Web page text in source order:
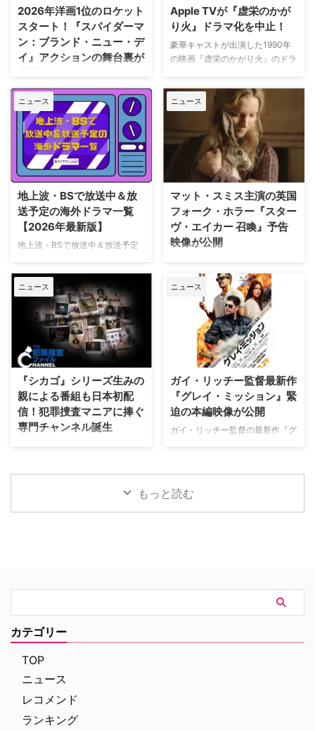
2026年洋画1位のロケット
スタート！『スパイダーマ
ン：ブランド・ニュー・デ
イ』アクションの舞台裏が
トム・ホランド演じるスパイダー
マンの新たな物語を描く映画『ス
パイダーマン：ブランド・ニュ
ー・デイ』が大ヒット上映中だ。
公開初日の興行収入は5億6,000
万円を超え、2026年公開の洋画
ナンバーワンを記録。このたび、
主演のトム・ホランド自らが臨場
感あふれるアクションシーン撮影
の裏側を明かす特別映像が公開さ
れた。 世界中で大ヒットを記
録！ 映画史に残る快挙を達成 ソ
ホランド演じるピーター・パーカ
ー＝スパイダーマンの新たなる物
語、『スパイダーマン：ブラン
ド・ニュー・デイ』が大ヒット …
Apple TVが『虚栄のかが
り火』ドラマ化を中止！
豪華キャストが出演した1990年
の映画『虚栄のかがり火』のドラ
たが、頓挫したことが明らかにな
った。米Deadlineが報じてい
る。 鬼門らしく一筋縄ではいか
ず 原作は、1987年に出版された
トム・ウルフのベストセラー小説
「虚栄の篝火」。1980年代のニ
ューヨークの上流社会を辛辣に風
刺した作品だ。ウォール街で台頭
したトレーダーたち、その華奢な
妻や愛人、そして富裕層が住むマ
ンハッタンと周辺の貧困な地区と
の間にくすぶる人種間の緊張を描
ニュース
地上波・BSで放送中＆放
送予定の海外ドラマ一覧
【2026年最新版】
地上波・BSで放送中＆放送予定
時更新） NHK・NHK BSで放送
中＆放送予定の海外ドラマ 海外
ドラマ『DOC（ドック） あす
へのカルテ』 NHK BSプレミアム
4K｜毎週（木） 17：00～ イタ
リア発！ 12年間の記憶を失った
エリート医師の物語。 原作 ピエ
ト ルカ・アルジェンテーロ、マ
ティルデ・ジョリ、サラ・ラッザ
ーロ ほか ≫≫『DOC（ドッ
ク）3 あすへのカルテ』詳細 海
ニュース
マット・スミス主演の英国
フォーク・ホラー『スター
ヴ・エイカー 召喚』予告
映像が公開
英国ヨークシャー地方を舞台に、
土地の伝承と家族の崩壊を描くフ
ォーク・ホラー映画『スターヴ・
エイカー 召喚』。公開に先駆け
て、不穏な空気が漂う日本版予告
映像と、英国らしい曇天の世界観
が印象的な場面写真が一挙に公開
された。 土地に眠る伝承と家族
の崩壊を描く、静謐なるフォー
ク・ホラー リチャードとジュリ
エット夫妻が最近移り住んだ英国
ヨークシャー地方の人里離れた
「スターヴ・エイカー」は、家族
そ …
ニュース
『シカゴ』シリーズ生みの
親による番組も日本初配
信！犯罪捜査マニアに捧ぐ
専門チャンネル誕生
日本唯一のミステリードラマ専門
ル」が、開局月である8月に展開
する新たなサービスとして、犯罪
捜査に特化した新たな専門チャン
ネル「THE 犯罪捜査ファイル・
ービス「プレミアTVパック」の
うちのチャンネルの一つで、人気
の高い犯罪捜査ドラマや放送には
ないクライムドキュメンタリーを
ニュース
ガイ・リッチー監督最新作
『グレイ・ミッション』緊
迫の本編映像が公開
ガイ・リッチー監督の最新作『グ
ヘンリー・カヴィルによるスタイ
リッシュなアクションとユーモア
が詰まった本編映像が公開され
た。さらに、著名人たちからの絶
U.N.C.L.E.』で世界中の映画ファ
ンを熱狂させたガイ・リッチー監
最高に危険なノンストップ・バデ
もっと読む
カテゴリー
TOP
ニュース
レコメンド
ランキング